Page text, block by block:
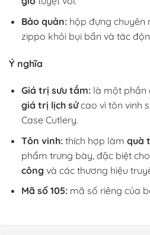
Bảo quản:hộp đựng chuyên
zippo khỏi bụi bẩn và tác
Ý nghĩa
Giá trị sưu tầm:là một phần
giá trị lịch sửcao vì tôn vinh
Case Cutlery.
Tôn vinh:thích hợp làm quà
phẩm trưng bày, đặc biệt
công và các thương hiệu
Mã số 105:mã số riêng của